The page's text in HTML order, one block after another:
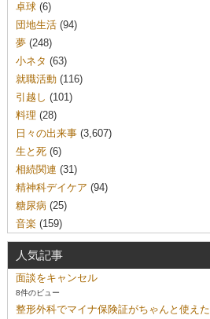
卓球(6)
団地生活(94)
夢(248)
小ネタ (63)
就職活動(116)
引越し (101)
料理 (28)
日々の出来事(3,607)
生と死(6)
相続関連 (31)
精神科デイケア (94)
糖尿病 (25)
音楽(159)
人気記事
面談をキャンセル
8件のビュー
整形外科でマイナ保険証がちゃんと使えた